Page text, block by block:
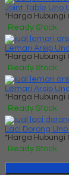
Joint Table Uno
*Harga Hubungi
Ready Stock
Lemari Arsip
*Harga Hubungi
Ready Stock
Lemari Arsip
*Harga Hubungi
Ready Stock
Laci Dorong Uno
*Harga Hubungi
Ready Stock